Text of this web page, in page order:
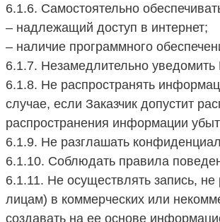
6.1.6. Самостоятельно
– надлежащий доступ в интернет;
– наличие программного
6.1.7. Незамедлительно
6.1.8. Не распространять
случае, если Заказчик допустит
распространения информации
6.1.9. Не разглашать
6.1.10. Соблюдать правила
6.1.11. Не осуществлять запись,
лицам) в коммерческих или
создавать на ее основе